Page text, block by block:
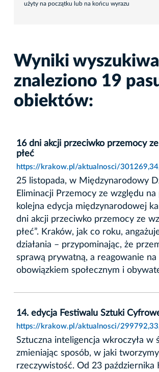
użyty na początku lub na końcu wyrazu
Wyniki
znaleziono 19
obiektów:
16 dni akcji przeciwko przemocy
płeć
https://krakow.pl/aktualnosci/
25 listopada, w Międzynarodowy
Eliminacji Przemocy ze względu na
kolejna edycja międzynarodowej
dni akcji przeciwko przemocy ze
płeć”. Kraków, jak co roku,
działania – przypominając, że
sprawą prywatną, a reagowanie na
obowiązkiem społecznym i
14. edycja Festiwalu Sztuki
https://krakow.pl/aktualnosci/
Sztuczna inteligencja wkroczyła w
zmieniając sposób, w jaki
rzeczywistość. Od 23 października